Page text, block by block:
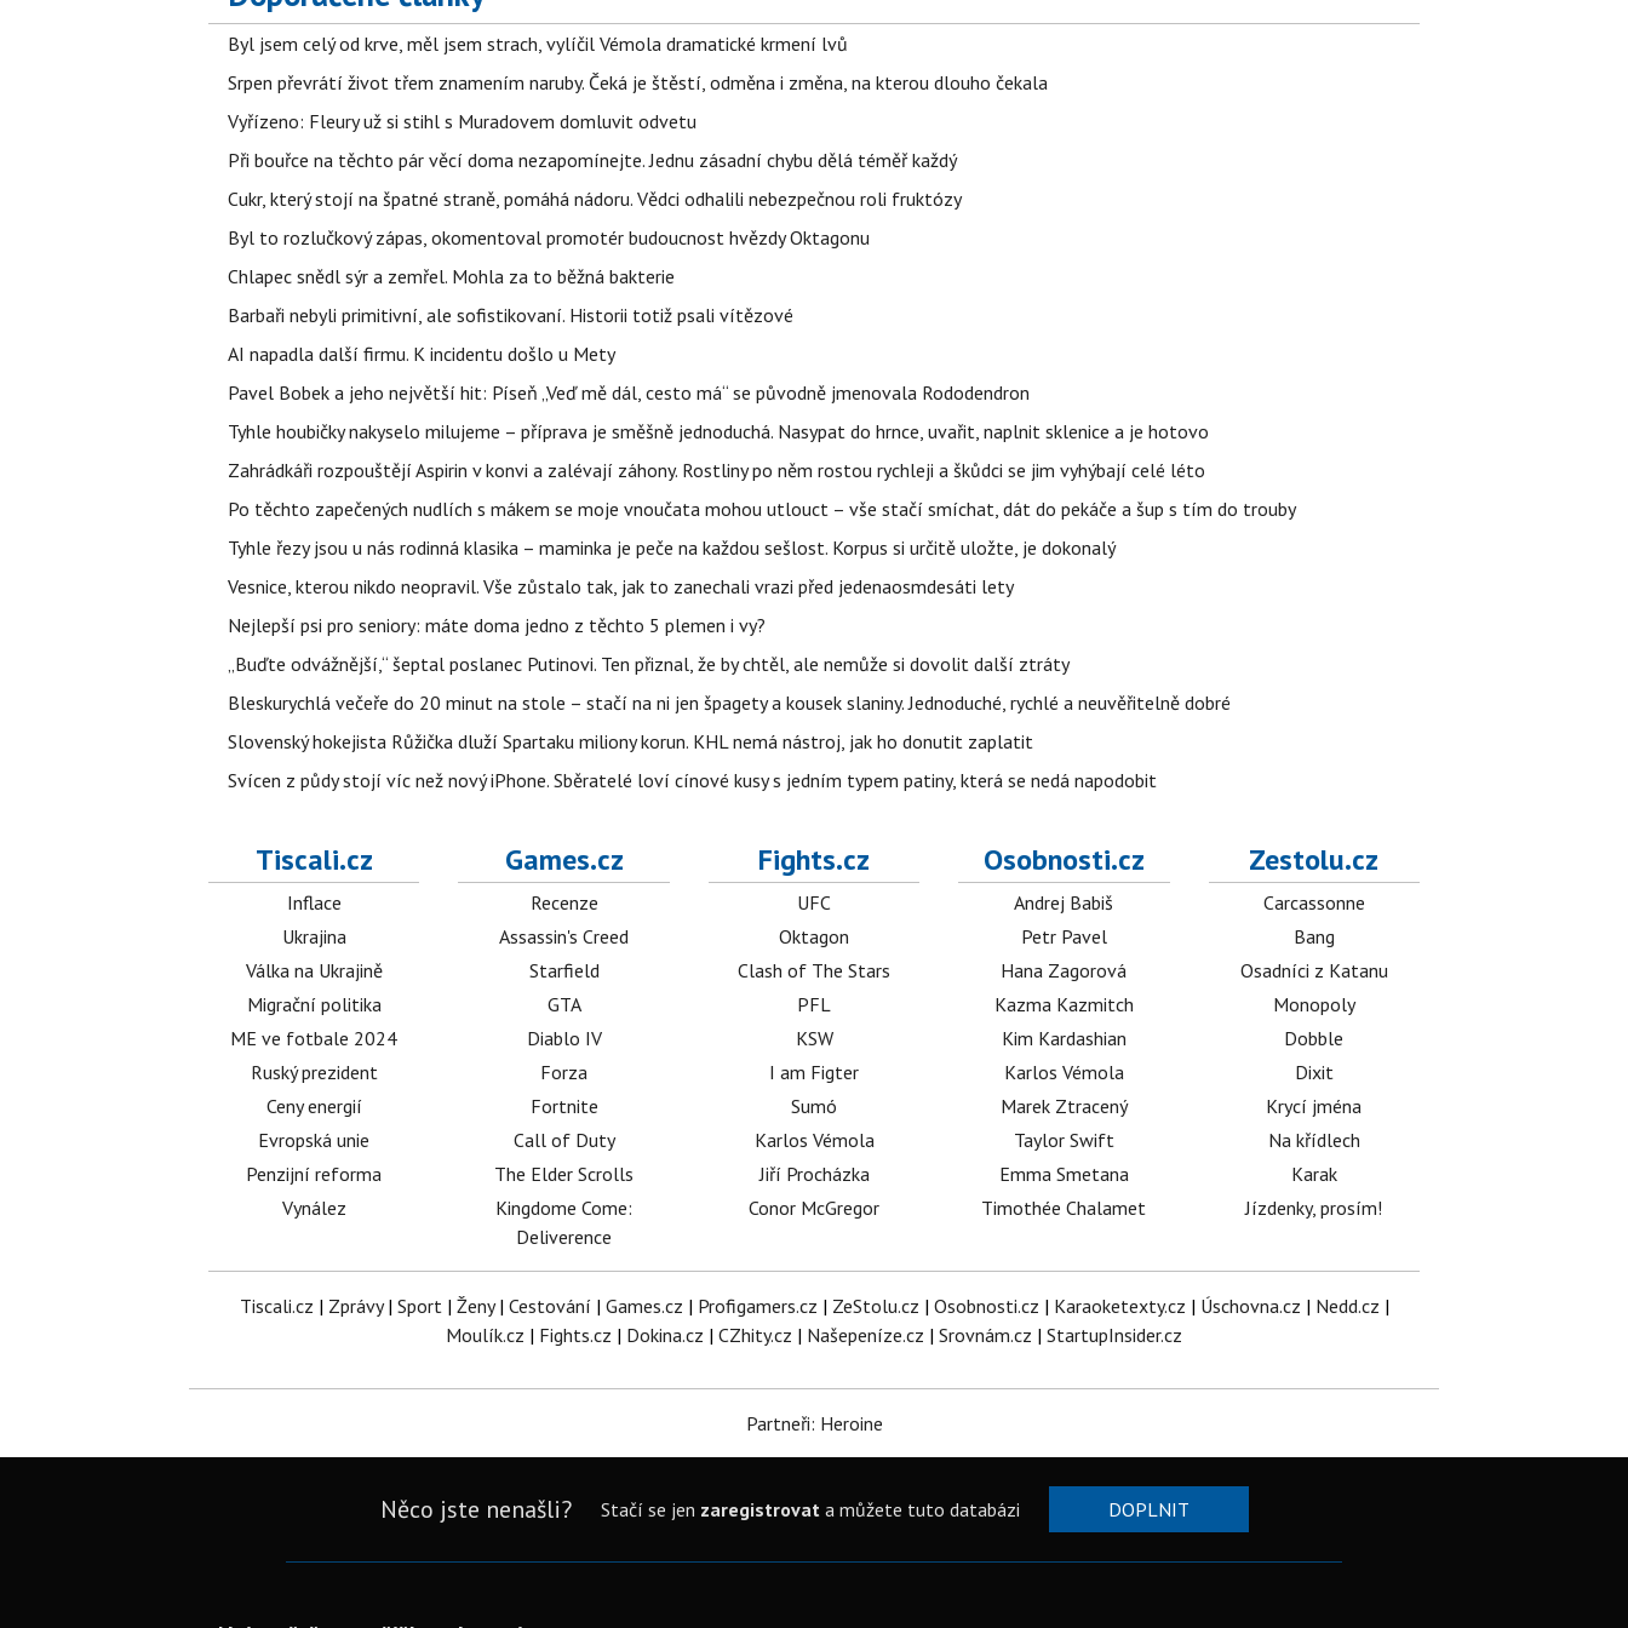
Byl jsem celý od krve, měl jsem strach, vylíčil Vémola dramatické krmení lvů
Srpen převrátí život třem znamením naruby. Čeká je štěstí, odměna i změna, na kterou dlouho čekala
Vyřízeno: Fleury už si stihl s Muradovem domluvit odvetu
Při bouřce na těchto pár věcí doma nezapomínejte. Jednu zásadní chybu dělá téměř každý
Cukr, který stojí na špatné straně, pomáhá nádoru. Vědci odhalili nebezpečnou roli fruktózy
Byl to rozlučkový zápas, okomentoval promotér budoucnost hvězdy Oktagonu
Chlapec snědl sýr a zemřel. Mohla za to běžná bakterie
Barbaři nebyli primitivní, ale sofistikovaní. Historii totiž psali vítězové
AI napadla další firmu. K incidentu došlo u Mety
Pavel Bobek a jeho největší hit: Píseň „Veď mě dál, cesto má“ se původně jmenovala Rododendron
Tyhle houbičky nakyselo milujeme – příprava je směšně jednoduchá. Nasypat do hrnce, uvařit, naplnit sklenice a je hotovo
Zahrádkáři rozpouštějí Aspirin v konvi a zalévají záhony. Rostliny po něm rostou rychleji a škůdci se jim vyhýbají celé léto
Po těchto zapečených nudlích s mákem se moje vnoučata mohou utlouct – vše stačí smíchat, dát do pekáče a šup s tím do trouby
Tyhle řezy jsou u nás rodinná klasika – maminka je peče na každou sešlost. Korpus si určitě uložte, je dokonalý
Vesnice, kterou nikdo neopravil. Vše zůstalo tak, jak to zanechali vrazi před jedenaosmdesáti lety
Nejlepší psi pro seniory: máte doma jedno z těchto 5 plemen i vy?
„Buďte odvážnější,“ šeptal poslanec Putinovi. Ten přiznal, že by chtěl, ale nemůže si dovolit další ztráty
Bleskurychlá večeře do 20 minut na stole – stačí na ni jen špagety a kousek slaniny. Jednoduché, rychlé a neuvěřitelně dobré
Slovenský hokejista Růžička dluží Spartaku miliony korun. KHL nemá nástroj, jak ho donutit zaplatit
Svícen z půdy stojí víc než nový iPhone. Sběratelé loví cínové kusy s jedním typem patiny, která se nedá napodobit
Tiscali.cz
Inflace
Ukrajina
Válka na Ukrajině
Migrační politika
ME ve fotbale 2024
Ruský prezident
Ceny energií
Evropská unie
Penzijní reforma
Vynález
Games.cz
Recenze
Assassin's Creed
Starfield
GTA
Diablo IV
Forza
Fortnite
Call of Duty
The Elder Scrolls
Kingdome Come:
Deliverence
Fights.cz
UFC
Oktagon
Clash of The Stars
PFL
KSW
I am Figter
Sumó
Karlos Vémola
Jiří Procházka
Conor McGregor
Osobnosti.cz
Andrej Babiš
Petr Pavel
Hana Zagorová
Kazma Kazmitch
Kim Kardashian
Karlos Vémola
Marek Ztracený
Taylor Swift
Emma Smetana
Timothée Chalamet
Zestolu.cz
Carcassonne
Bang
Osadníci z Katanu
Monopoly
Dobble
Dixit
Krycí jména
Na křídlech
Karak
Jízdenky, prosím!
Tiscali.cz | Zprávy| Sport| Ženy| Cestování | Games.cz | Profigamers.cz | ZeStolu.cz | Osobnosti.cz | Karaoketexty.cz | Úschovna.cz | Nedd.cz |
Moulík.cz | Fights.cz | Dokina.cz | CZhity.cz | Našepeníze.cz | Srovnám.cz | StartupInsider.cz
Partneři: Heroine
Něco jste nenašli? Stačí se jen zaregistrovata můžete tuto databázi DOPLNIT